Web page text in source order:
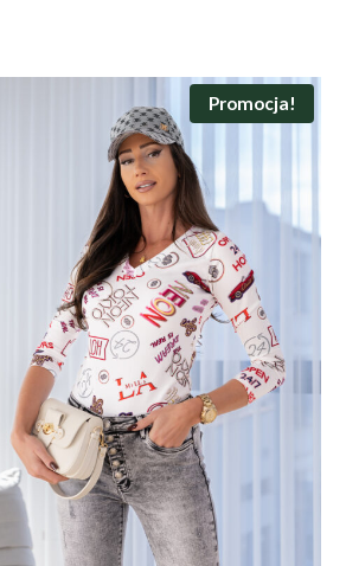
Promocja!